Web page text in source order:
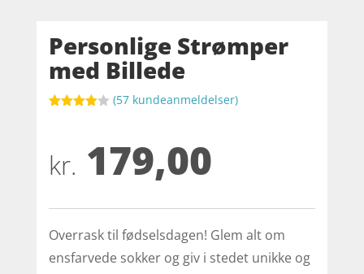
Personlige Strømper
med Billede
på
kundebed
(57 kundeanmeldelser)
kr. 179,00
Overrask til fødselsdagen! Glem alt om
ensfarvede sokker og giv i stedet unikke og